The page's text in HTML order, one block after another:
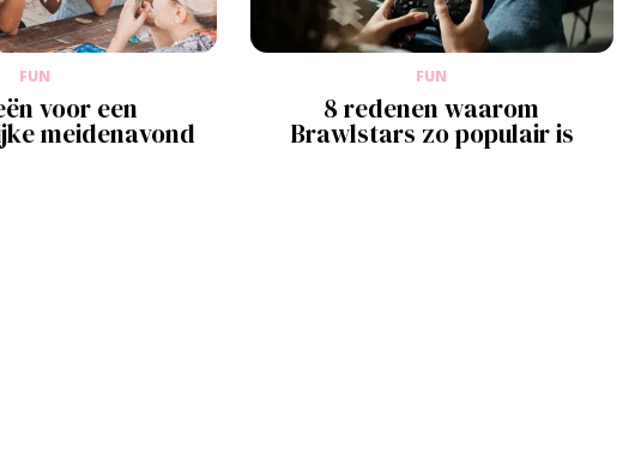
FUN
voor een
meidenavond
FUN
8 redenen waarom
Brawlstars zo populair is